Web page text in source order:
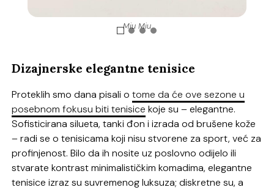
Miu Miu
Dizajnerske elegantne tenisice
Proteklih smo dana pisali otome da će ove sezone u
posebnom fokusu biti tenisice koje su – elegantne.
Sofisticirana silueta, tanki đon i izrada od brušene kože
– radi se o tenisicama koji nisu stvorene za sport, već za
profinjenost. Bilo da ih nosite uz poslovno odijelo ili
stvarate kontrast minimalističkim komadima, elegantne
tenisice izraz su suvremenog luksuza; diskretne su, a